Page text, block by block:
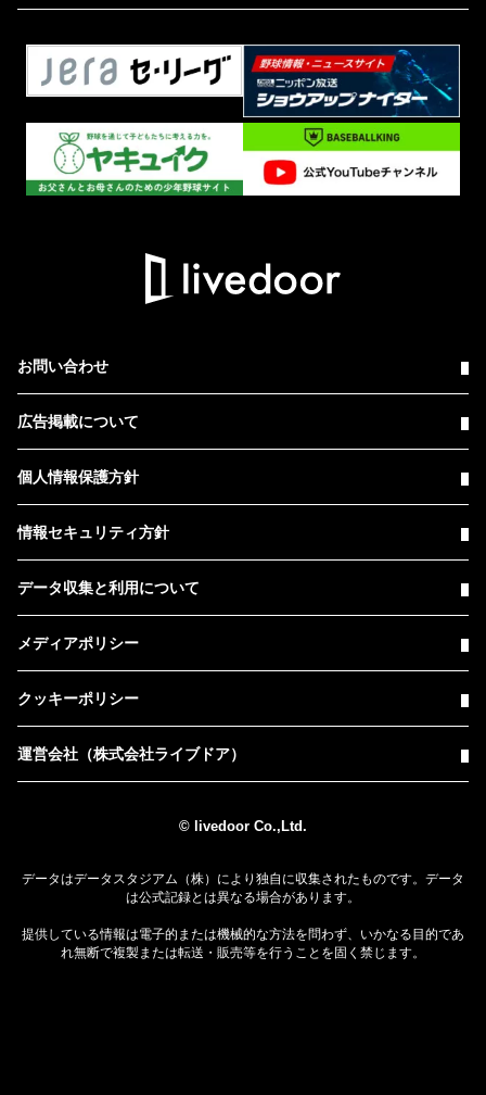
お問い合わせ
広告掲載について
個人情報保護方針
情報セキュリティ方針
データ収集と利用について
メディアポリシー
クッキーポリシー
運営会社（株式会社ライブドア）
© livedoor Co.,Ltd.
データはデータスタジアム（株）により独自に収集されたものです。データ
は公式記録とは異なる場合があります。
提供している情報は電子的または機械的な方法を問わず、いかなる目的であ
れ無断で複製または転送・販売等を行うことを固く禁じます。